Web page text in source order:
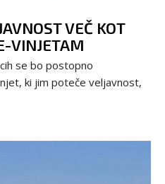
VEČ KOT
VINJETAM
se bo postopno
ki jim poteče veljavnost,